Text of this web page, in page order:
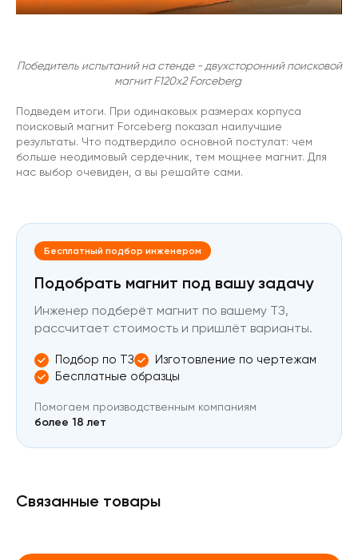
Победитель испытаний на стенде - двухсторонний поисковой
магнит F120х2 Forceberg
Подведем итоги. При одинаковых размерах корпуса
поисковый магнит Forceberg показал наилучшие
результаты. Что подтвердило основной постулат: чем
больше неодимовый сердечник, тем мощнее магнит. Для
нас выбор очевиден, а вы решайте сами.
Бесплатный подбор инженером
Подобрать магнит под вашу задачу
Инженер подберёт магнит по вашему ТЗ,
рассчитает стоимость и пришлёт варианты.
Подбор по ТЗ
Изготовление по чертежам
Бесплатные образцы
Помогаем производственным компаниям
более 18 лет
Связанные товары